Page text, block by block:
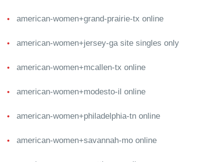
american-women+grand-prairie-tx online
american-women+jersey-ga site singles only
american-women+mcallen-tx online
american-women+modesto-il online
american-women+philadelphia-tn online
american-women+savannah-mo online